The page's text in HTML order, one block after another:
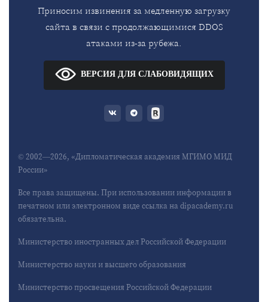
Приносим извинения за медленную загрузку
сайта в связи с продолжающимися DDOS
атаками из-за рубежа.
ВЕРСИЯ ДЛЯ СЛАБОВИДЯЩИХ
© 2002—2026, «Дипломатическая академия МГИМО МИД
России»
Все права защищены. При использовании информации в
печатном или электронном виде ссылка на dipacademy.ru
обязательна.
Министерство иностранных дел Российской Федерации
Министерство науки и высшего образования
Министерство просвещения Российской Федерации